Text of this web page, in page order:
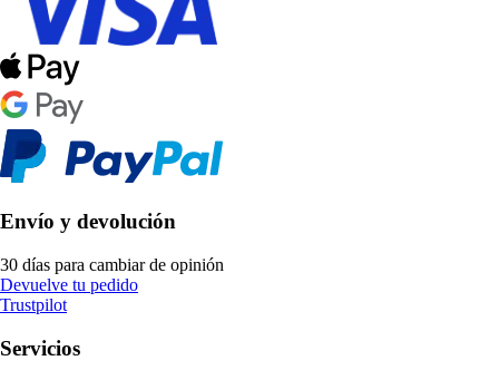
Envío y devolución
30 días para cambiar de opinión
Devuelve tu pedido
Trustpilot
Servicios